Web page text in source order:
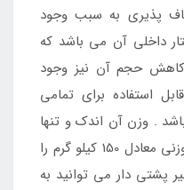
پذیری به سبب وجود
داخلی آن می باشد که
حجم آن نیز وجود
قابل استفاده برای تمامی
. وزن آن اندک و تنها
6 کیلو گرم بوده و قادر است تا وزنی معادل 150 کیلو گرم را
پشتی دار می توانید به